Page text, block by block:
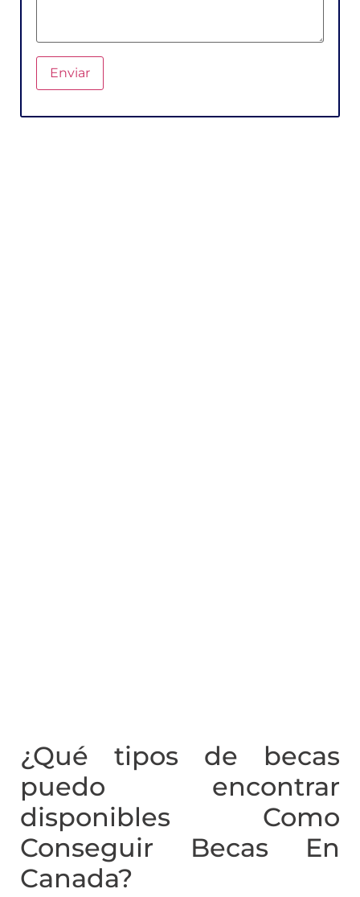
¿Qué tipos de becas
puedo encontrar
disponibles Como
Conseguir Becas En
Canada?